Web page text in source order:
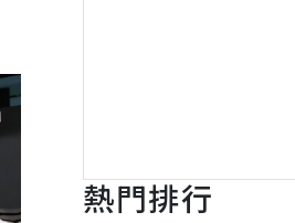
熱門排行